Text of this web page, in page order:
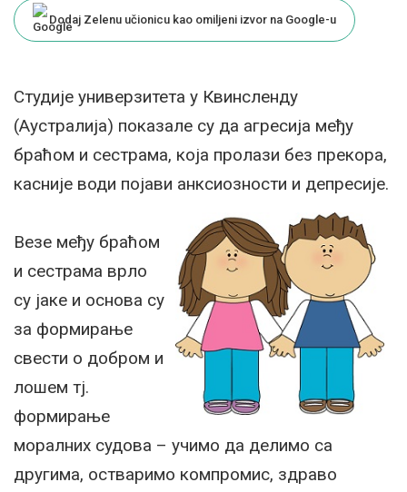
Dodaj Zelenu učionicu kao omiljeni izvor na Google-u
Студије универзитета у Квинсленду
(Аустралија) показале су да агресија међу
браћом и сестрама, која пролази без прекора,
касније води појави анксиозности и депресије.
Везе међу браћом
и сестрама врло
су јаке и основа су
за формирање
свести о добром и
лошем тј.
формирање
моралних судова – учимо да делимо са
другима, остваримо компромис, здраво